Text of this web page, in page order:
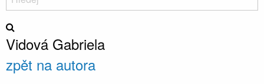
Vidová Gabriela
zpět na autora